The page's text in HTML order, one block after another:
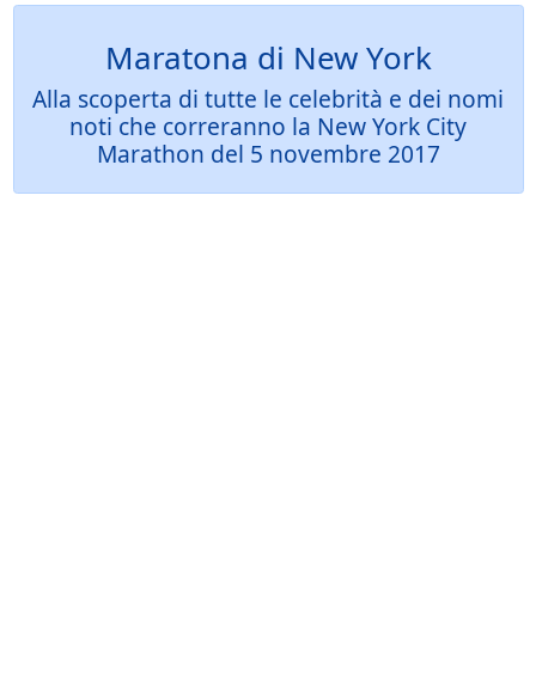
Maratona di New York
Alla scoperta di tutte le celebrità e dei nomi
noti che correranno la New York City
Marathon del 5 novembre 2017